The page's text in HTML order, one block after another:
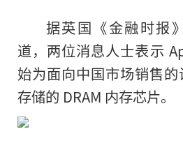
据英国《金融时报
道，两位消息人士表示
始为面向中国市场销售
存储的 DRAM 内存芯片。